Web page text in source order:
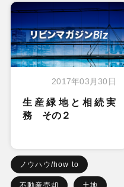
2017年03月30日
生産緑地と相続実
務 その２
ノウハウ/how to